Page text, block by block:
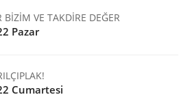
VE TAKDİRE DEĞER
Pazar
Cumartesi